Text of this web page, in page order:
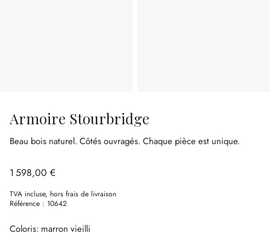
Armoire Stourbridge
Beau bois naturel. Côtés ouvragés. Chaque pièce est unique.
1 598,00 €
TVA incluse, hors frais de livraison
Référence : 10642
Coloris: marron vieilli